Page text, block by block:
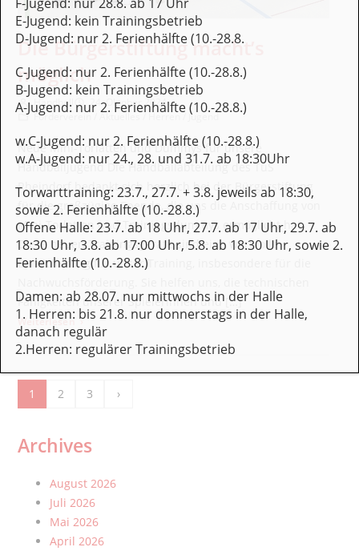
Die Bürgerstiftung macht’s
möglich
Beitrags-Autor:
Handball Beitrag veröffentlicht:
24. Oktober 2024
Beitrags-Kategorie:
Förderverein Jugend
Neue Mini-Torlatten und Dummys für unsere
Handballjugend Die Handballabteilung des TuS
Rheindorf bedankt sich herzlich bei der Bürgerstiftung
für die großzügige Spende, die uns die Anschaffung von
Mini-Torlatten und Trainingsdummys ermöglicht hat.
Diese neuen Trainingsgeräte sind eine wertvolle
Bereicherung für unser Training, insbesondere für die
Fähigkeiten unserer Spielerinnen und […]
Weiterlesen: Die Bürgerstiftung macht’s möglich
Seitennummerierung der Beiträge
1 2 3
Zur nächsten Seite
›
Archives
August 2026
Juli 2026
Mai 2026
April 2026
E-Jugend: kein Trainingsbetrieb
D-Jugend: nur 2. Ferienhälfte (10.-28.8.
C-Jugend: nur 2. Ferienhälfte (10.-28.8.)
B-Jugend: kein Trainingsbetrieb
A-Jugend: nur 2. Ferienhälfte (10.-28.8.)
w.C-Jugend: nur 2. Ferienhälfte (10.-28.8.)
w.A-Jugend: nur 24., 28. und 31.7. ab 18:30Uhr
Torwarttraining: 23.7., 27.7. + 3.8. jeweils ab 18:30,
sowie 2. Ferienhälfte (10.-28.8.)
Offene Halle: 23.7. ab 18 Uhr, 27.7. ab 17 Uhr, 29.7. ab
18:30 Uhr, 3.8. ab 17:00 Uhr, 5.8. ab 18:30 Uhr, sowie 2.
Ferienhälfte (10.-28.8.)
Damen: ab 28.07. nur mittwochs in der Halle
1. Herren: bis 21.8. nur donnerstags in der Halle,
danach regulär
2.Herren: regulärer Trainingsbetrieb